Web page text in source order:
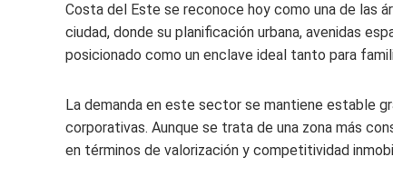
Costa del Este se reconoce hoy como una de las
ciudad, donde su planificación urbana, avenidas
posicionado como un enclave ideal tanto para
La demanda en este sector se mantiene estable
corporativas. Aunque se trata de una zona más
en términos de valorización y competitividad